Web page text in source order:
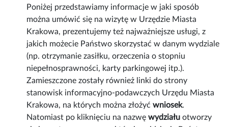
Poniżej przedstawiamy informacje w jaki sposób
można umówić się na wizytę w Urzędzie Miasta
Krakowa, prezentujemy też najważniejsze usługi, z
jakich możecie Państwo skorzystać w danym wydziale
(np. otrzymanie zasiłku, orzeczenia o stopniu
niepełnosprawności, karty parkingowej itp.).
Zamieszczone zostały również linki do strony
stanowisk informacyjno-podawczych Urzędu Miasta
Krakowa, na których można złożyćwniosek.
Natomiast po kliknięciu na nazwęwydziału otworzy